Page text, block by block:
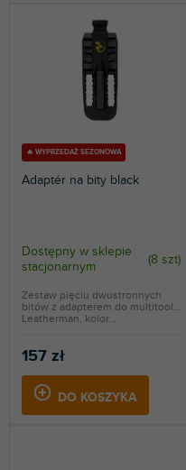
🔥 WYPRZEDAŻ SEZONOWA
Adaptér na bity black
Dostępny w sklepie
stacjonarnym
(8 szt)
157 zł
DO KOSZYKA
Zestaw pięciu dwustronnych
bitów z adapterem do multitooli
Leatherman, kolor...